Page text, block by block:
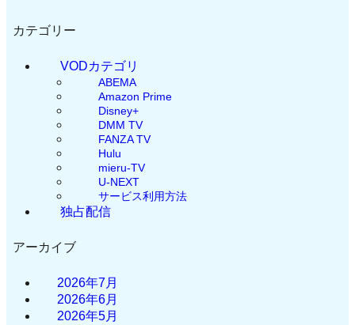
カテゴリー
VODカテゴリ
ABEMA
Amazon Prime
Disney+
DMM TV
FANZA TV
Hulu
mieru-TV
U-NEXT
サービス利用方法
独占配信
アーカイブ
2026年7月
2026年6月
2026年5月